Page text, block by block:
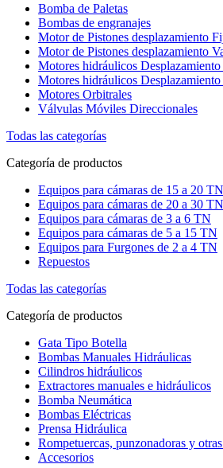
Bomba de Paletas
Bombas de engranajes
Motor de Pistones desplazamiento
Motor de Pistones desplazamiento
Motores hidráulicos
Motores hidráulicos
Motores Orbitrales
Válvulas Móviles Direccionales
Todas las categorías
Categoría de productos
Equipos para cámaras de 15 a 20 TN
Equipos para cámaras de 20 a 30 TN
Equipos para cámaras de 3 a 6 TN
Equipos para cámaras de 5 a 15 TN
Equipos para Furgones de 2 a 4 TN
Repuestos
Todas las categorías
Categoría de productos
Gata Tipo Botella
Bombas Manuales Hidráulicas
Cilindros hidráulicos
Extractores manuales e hidráulicos
Bomba Neumática
Bombas Eléctricas
Prensa Hidráulica
Rompetuercas, punzonadoras y
Accesorios